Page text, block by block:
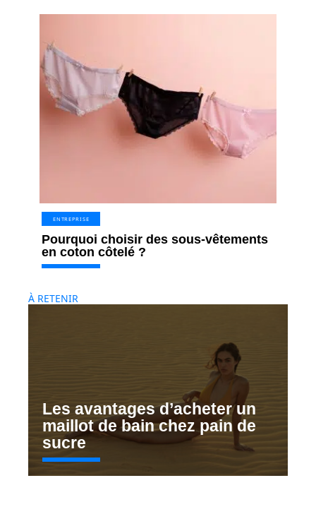
ENTREPRISE
Pourquoi choisir des sous-vêtements
en coton côtelé ?
À RETENIR
Les avantages d’acheter un
maillot de bain chez pain de
sucre